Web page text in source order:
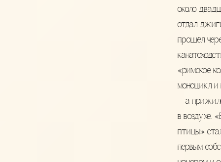
около
отдал
прошёл
«римское
моноцикл и
— а
в воздухе.
птицы»
первым